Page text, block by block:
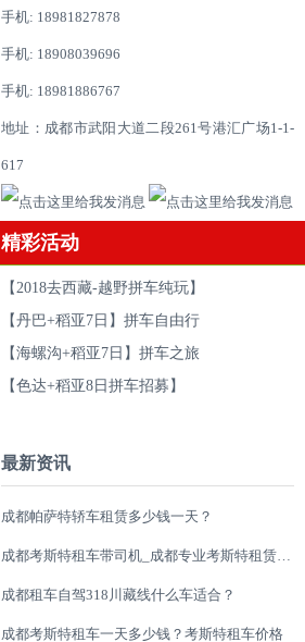
手机: 18981827878
手机: 18908039696
手机: 18981886767
地址：成都市武阳大道二段261号港汇广场1-1-
617
精彩活动
【2018去西藏-越野拼车纯玩】
【丹巴+稻亚7日】拼车自由行
【海螺沟+稻亚7日】拼车之旅
【色达+稻亚8日拼车招募】
最新资讯
成都帕萨特轿车租赁多少钱一天？
成都考斯特租车带司机_成都专业考斯特租赁平台
成都租车自驾318川藏线什么车适合？
成都考斯特租车一天多少钱？考斯特租车价格